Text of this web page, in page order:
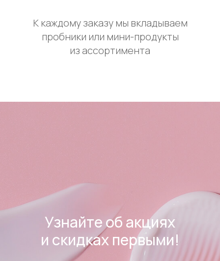
К каждому заказу мы вкладываем
пробники или мини-продукты
из ассортимента
Узнайте об акциях
и скидках первыми!